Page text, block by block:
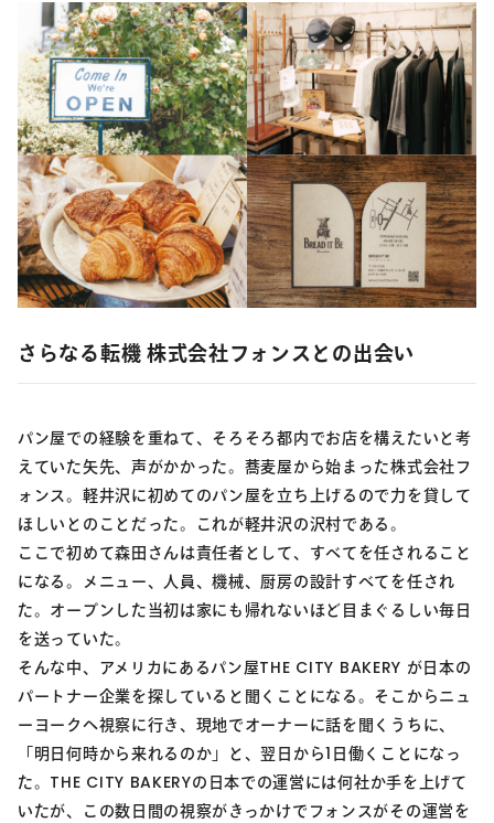
さらなる転機 株式会社フォンスとの出会い
パン屋での経験を重ねて、そろそろ都内でお店を構えたいと考
えていた矢先、声がかかった。蕎麦屋から始まった株式会社フ
ォンス。軽井沢に初めてのパン屋を立ち上げるので力を貸して
ほしいとのことだった。これが軽井沢の沢村である。
ここで初めて森田さんは責任者として、すべてを任されること
になる。メニュー、人員、機械、厨房の設計すべてを任され
た。オープンした当初は家にも帰れないほど目まぐるしい毎日
を送っていた。
そんな中、アメリカにあるパン屋THE CITY BAKERY が日本の
パートナー企業を探していると聞くことになる。そこからニュ
ーヨークへ視察に行き、現地でオーナーに話を聞くうちに、
「明日何時から来れるのか」と、翌日から1日働くことになっ
た。THE CITY BAKERYの日本での運営には何社か手を上げて
いたが、この数日間の視察がきっかけでフォンスがその運営を